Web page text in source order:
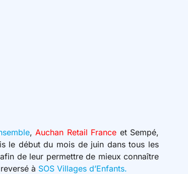
, Auchan Retail France et Sempé,
le début du mois de juin dans tous les
de leur permettre de mieux connaître
à SOS Villages d’Enfants.